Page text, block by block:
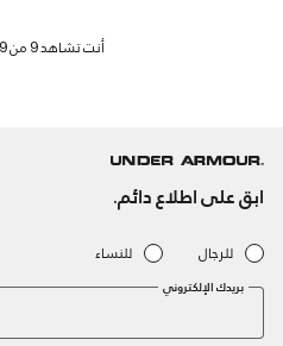
ابق على اطلاع دائم.
للرجال للنساء
بريدك الإلكتروني